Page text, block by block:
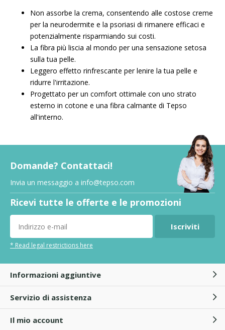
Non assorbe la crema, consentendo alle costose creme
per la neurodermite e la psoriasi di rimanere efficaci e
potenzialmente risparmiando sui costi.
La fibra più liscia al mondo per una sensazione setosa
sulla tua pelle.
Leggero effetto rinfrescante per lenire la tua pelle e
ridurre l'irritazione.
Progettato per un comfort ottimale con uno strato
esterno in cotone e una fibra calmante di Tepso
all'interno.
Domande? Contattaci!
Invia un messaggio a info@tepso.com
Ricevi tutte le offerte e le promozioni
Iscriviti
* Read legal restrictions here
Informazioni aggiuntive
Servizio di assistenza
Il mio account